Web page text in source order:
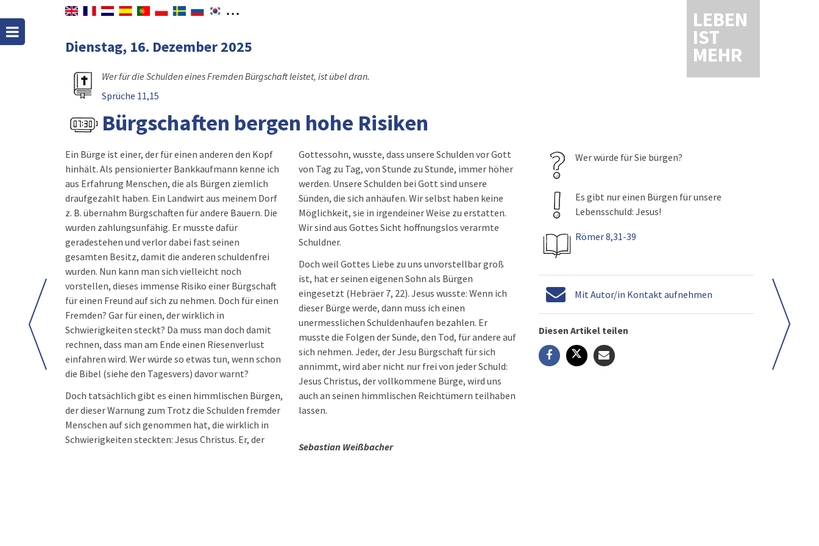
LEBEN
IST
MEHR
Dienstag, 16. Dezember 2025
Wer für die Schulden eines Fremden Bürgschaft leistet, ist übel dran.
Sprüche 11,15
Bürgschaften bergen hohe Risiken
Ein Bürge ist einer, der für einen anderen den Kopf
hinhält. Als pensionierter Bankkaufmann kenne ich
aus Erfahrung Menschen, die als Bürgen ziemlich
draufgezahlt haben. Ein Landwirt aus meinem Dorf
z. B. übernahm Bürgschaften für andere Bauern. Die
wurden zahlungsunfähig. Er musste dafür
geradestehen und verlor dabei fast seinen
gesamten Besitz, damit die anderen schuldenfrei
wurden. Nun kann man sich vielleicht noch
vorstellen, dieses immense Risiko einer Bürgschaft
für einen Freund auf sich zu nehmen. Doch für einen
Fremden? Gar für einen, der wirklich in
Schwierigkeiten steckt? Da muss man doch damit
rechnen, dass man am Ende einen Riesenverlust
einfahren wird. Wer würde so etwas tun, wenn schon
die Bibel (siehe den Tagesvers) davor warnt?
Doch tatsächlich gibt es einen himmlischen Bürgen,
der dieser Warnung zum Trotz die Schulden fremder
Menschen auf sich genommen hat, die wirklich in
Schwierigkeiten steckten: Jesus Christus. Er, der
Gottessohn, wusste, dass unsere Schulden vor Gott
von Tag zu Tag, von Stunde zu Stunde, immer höher
werden. Unsere Schulden bei Gott sind unsere
Sünden, die sich anhäufen. Wir selbst haben keine
Möglichkeit, sie in irgendeiner Weise zu erstatten.
Wir sind aus Gottes Sicht hoffnungslos verarmte
Schuldner.
Doch weil Gottes Liebe zu uns unvorstellbar groß
ist, hat er seinen eigenen Sohn als Bürgen
eingesetzt (Hebräer 7, 22). Jesus wusste: Wenn ich
dieser Bürge werde, dann muss ich einen
unermesslichen Schuldenhaufen bezahlen. Er
musste die Folgen der Sünde, den Tod, für andere auf
sich nehmen. Jeder, der Jesu Bürgschaft für sich
annimmt, wird aber nicht nur frei von jeder Schuld:
Jesus Christus, der vollkommene Bürge, wird uns
auch an seinen himmlischen Reichtümern teilhaben
lassen.
Sebastian Weißbacher
Wer würde für Sie bürgen?
Es gibt nur einen Bürgen für unsere
Lebensschuld: Jesus!
Römer 8,31-39
Mit Autor/in Kontakt aufnehmen
Diesen Artikel teilen